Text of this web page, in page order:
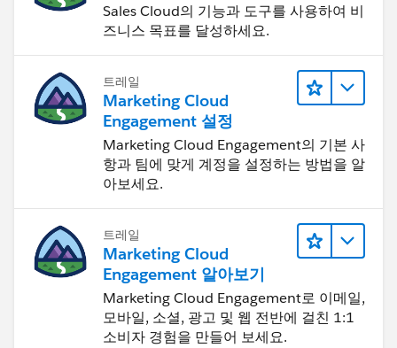
Sales Cloud의 기능과 도구를 사용하여 비
즈니스 목표를 달성하세요.
트레일
Marketing Cloud
Engagement 설정
Marketing Cloud Engagement의 기본 사
항과 팀에 맞게 계정을 설정하는 방법을 알
아보세요.
트레일
Marketing Cloud
Engagement 알아보기
Marketing Cloud Engagement로 이메일,
모바일, 소셜, 광고 및 웹 전반에 걸친 1:1
소비자 경험을 만들어 보세요.